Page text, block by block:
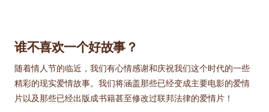
谁不喜欢一个好故事？
随着情人节的临近，我们有心情感谢和庆祝我们这个时代的一些
精彩的现实爱情故事。我们将涵盖那些已经变成主要电影的爱情
片以及那些已经出版成书籍甚至修改过联邦法律的爱情片！